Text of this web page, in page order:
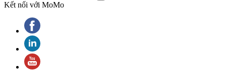
Kết nối với MoMo